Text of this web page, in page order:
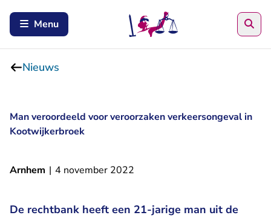
Menu
Nieuws
Man veroordeeld voor veroorzaken verkeersongeval in
Kootwijkerbroek
Arnhem | 4 november 2022
De rechtbank heeft een 21-jarige man uit de